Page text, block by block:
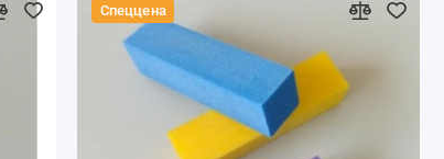
Спеццена